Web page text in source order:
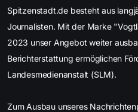
Spitzenstadt.de besteht aus
Journalisten. Mit der Marke
2023 unser Angebot weiter
Berichterstattung ermöglichen
Landesmedienanstalt (SLM).
Zum Ausbau unseres